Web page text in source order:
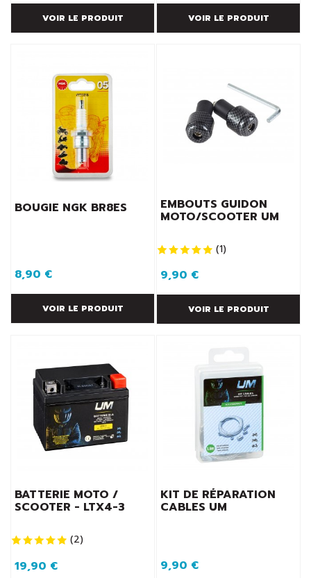
VOIR LE PRODUIT VOIR LE PRODUIT
BOUGIE NGK BR8ES
8,90 €
VOIR LE PRODUIT
EMBOUTS GUIDON
MOTO/SCOOTER UM
(1)
9,90 €
VOIR LE PRODUIT
BATTERIE MOTO /
SCOOTER - LTX4-3
(2)
19,90 €
KIT DE RÉPARATION
CABLES UM
9,90 €